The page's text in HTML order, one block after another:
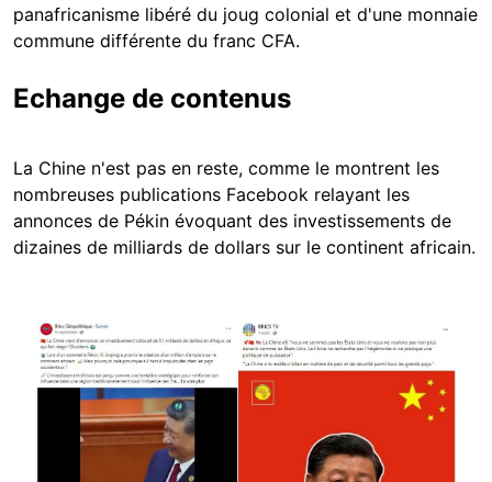
panafricanisme libéré du joug colonial et d'une monnaie
commune différente du franc CFA.
Echange de contenus
La Chine n'est pas en reste, comme le montrent les
nombreuses publications Facebook relayant les
annonces de Pékin évoquant des investissements de
dizaines de milliards de dollars sur le continent africain.
Image